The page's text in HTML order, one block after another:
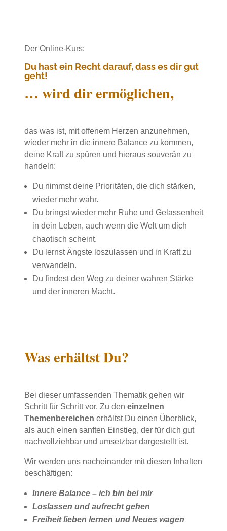
Der Online-Kurs:
Du hast ein Recht darauf, dass es dir gut
geht!
… wird dir ermöglichen,
das was ist, mit offenem Herzen anzunehmen,
wieder mehr in die innere Balance zu kommen,
deine Kraft zu spüren und hieraus souverän zu
handeln:
Du nimmst deine Prioritäten, die dich stärken,
wieder mehr wahr.
Du bringst wieder mehr Ruhe und Gelassenheit
in dein Leben, auch wenn die Welt um dich
chaotisch scheint.
Du lernst Ängste loszulassen und in Kraft zu
verwandeln.
Du findest den Weg zu deiner wahren Stärke
und der inneren Macht.
Was erhältst Du?
Bei dieser umfassenden Thematik gehen wir
Schritt für Schritt vor. Zu den einzelnen
Themenbereichen erhältst Du einen Überblick,
als auch einen sanften Einstieg, der für dich gut
nachvollziehbar und umsetzbar dargestellt ist.
Wir werden uns nacheinander mit diesen Inhalten
beschäftigen:
Innere Balance – ich bin bei mir
Loslassen und aufrecht gehen
Freiheit lieben lernen und Neues wagen